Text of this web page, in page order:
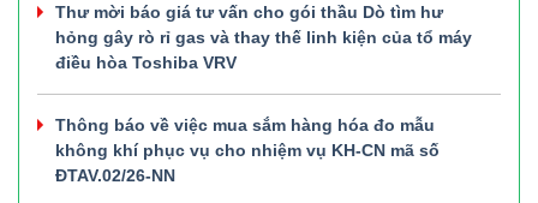
Thư mời báo giá tư vấn cho gói thầu Dò tìm hư
hỏng gây rò rỉ gas và thay thế linh kiện của tổ máy
điều hòa Toshiba VRV
Thông báo về việc mua sắm hàng hóa đo mẫu
không khí phục vụ cho nhiệm vụ KH-CN mã số
ĐTAV.02/26-NN